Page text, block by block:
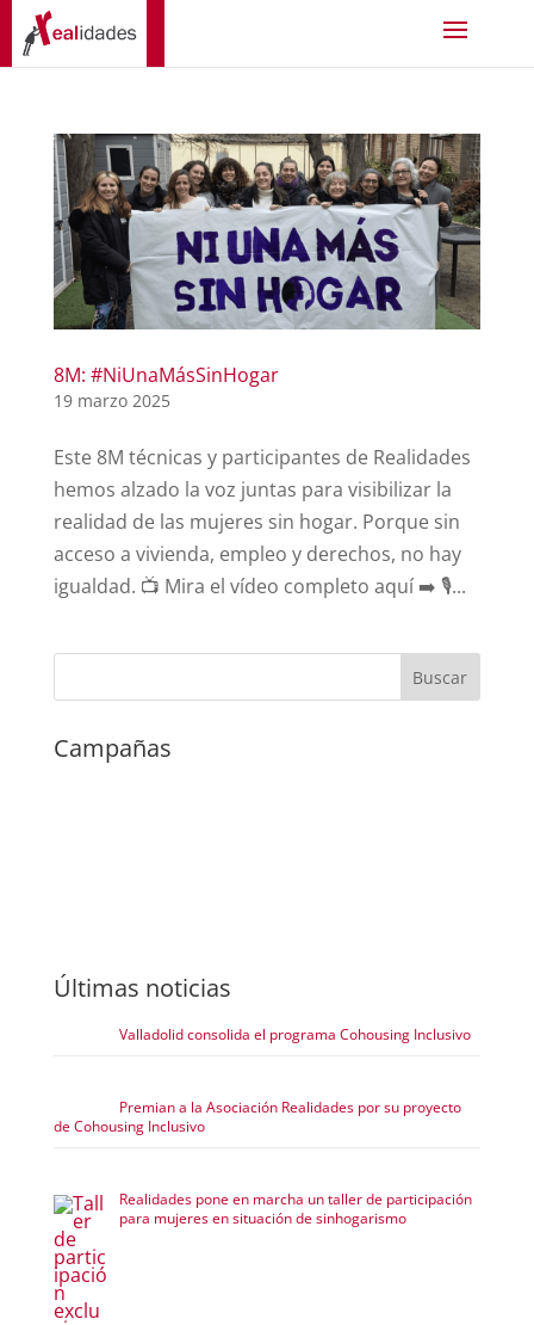
8M: #NiUnaMásSinHogar
19 marzo 2025
Este 8M técnicas y participantes de Realidades
hemos alzado la voz juntas para visibilizar la
realidad de las mujeres sin hogar. Porque sin
acceso a vivienda, empleo y derechos, no hay
igualdad. 📺 Mira el vídeo completo aquí ➡️ 🎙️...
Campañas
Últimas noticias
Valladolid consolida el programa Cohousing Inclusivo
Premian a la Asociación Realidades por su proyecto
de Cohousing Inclusivo
Realidades pone en marcha un taller de participación
para mujeres en situación de sinhogarismo